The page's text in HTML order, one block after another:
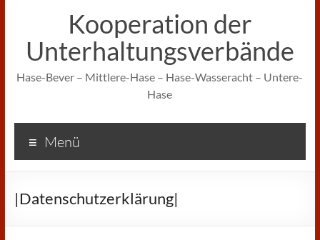
Kooperation der
Unterhaltungsverbände
Hase-Bever – Mittlere-Hase – Hase-Wasseracht – Untere-
Hase
Menü
|Datenschutzerklärung|